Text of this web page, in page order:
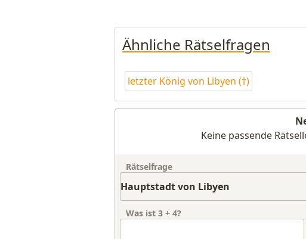
Ähnliche Rätselfragen
letzter König von Libyen (†)
Keine passende
Rätselfrage
Was ist 3 + 4?